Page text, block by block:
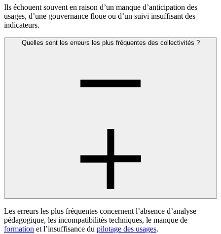
Ils échouent souvent en raison d’un manque d’anticipation des
usages, d’une gouvernance floue ou d’un suivi insuffisant des
indicateurs.
Quelles sont les erreurs les plus fréquentes des collectivités ?
Les erreurs les plus fréquentes concernent l’absence d’analyse
pédagogique, les incompatibilités techniques, le manque de
formation et l’insuffisance du pilotage des usages.